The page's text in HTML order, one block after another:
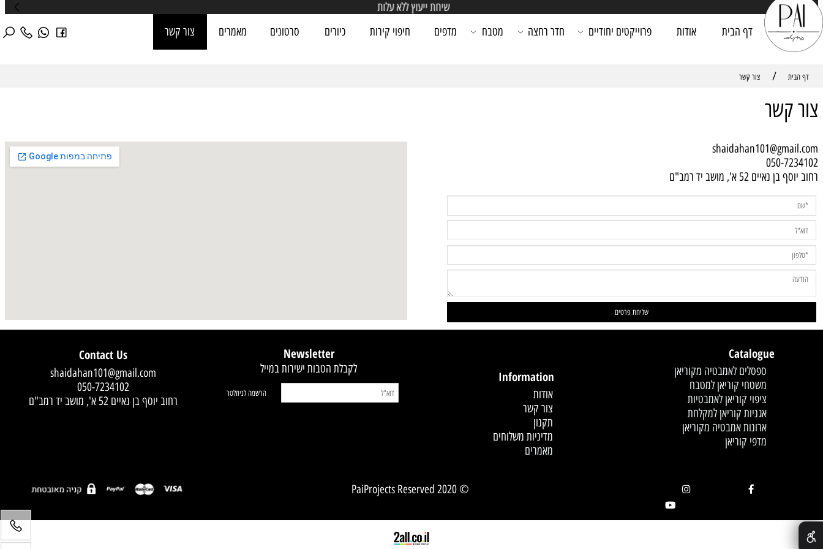
שיחת ייעוץ ללא עלות
דף הבית אודות פרוייקטים יחודיים חדר רחצה מטבח מדפים חיפוי קירות כיורים סרטונים מאמרים צור קשר
/ צור קשר
050-
52 א', מושב יד רמב"ם
Catalogue
ספסלים לאמבטיה מקוריאן
משטחי קוריאן למטבח
ציפוי קוריאן לאמבטיות
אגניות קוריאן למקלחת
ארונות אמבטיה מקוריאן
Information
צור קשר
מדיניות משלוחים
Newsletter
לקבלת הטבות ישירות במייל
Contact Us
shaidahan101@gmail.com
050-7234102